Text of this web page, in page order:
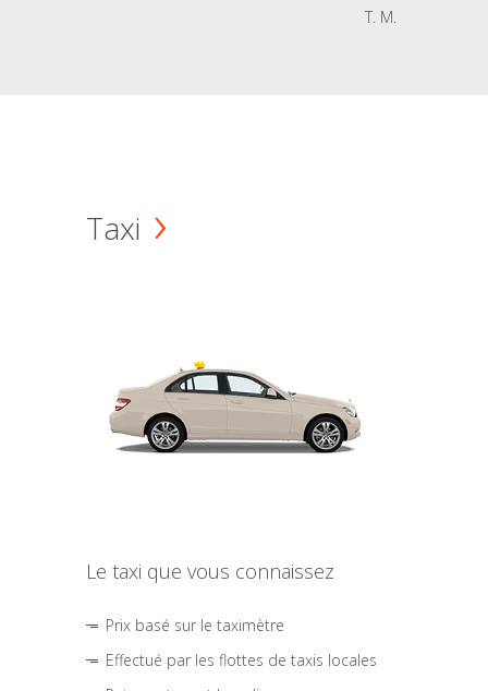
T. M.
Taxi
Le taxi que vous connaissez
Prix basé sur le taximètre
Effectué par les flottes de taxis locales